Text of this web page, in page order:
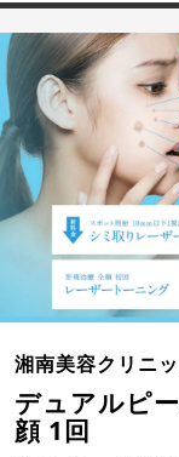
湘南美容クリニ
デュアルピ
顔 1回